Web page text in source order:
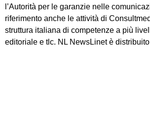
l’Autorità per le garanzie nelle
riferimento anche le attività di
struttura italiana di competenze a più
editoriale e tlc. NL NewsLinet è